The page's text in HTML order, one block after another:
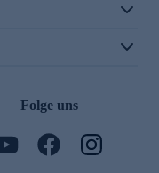
Folge uns